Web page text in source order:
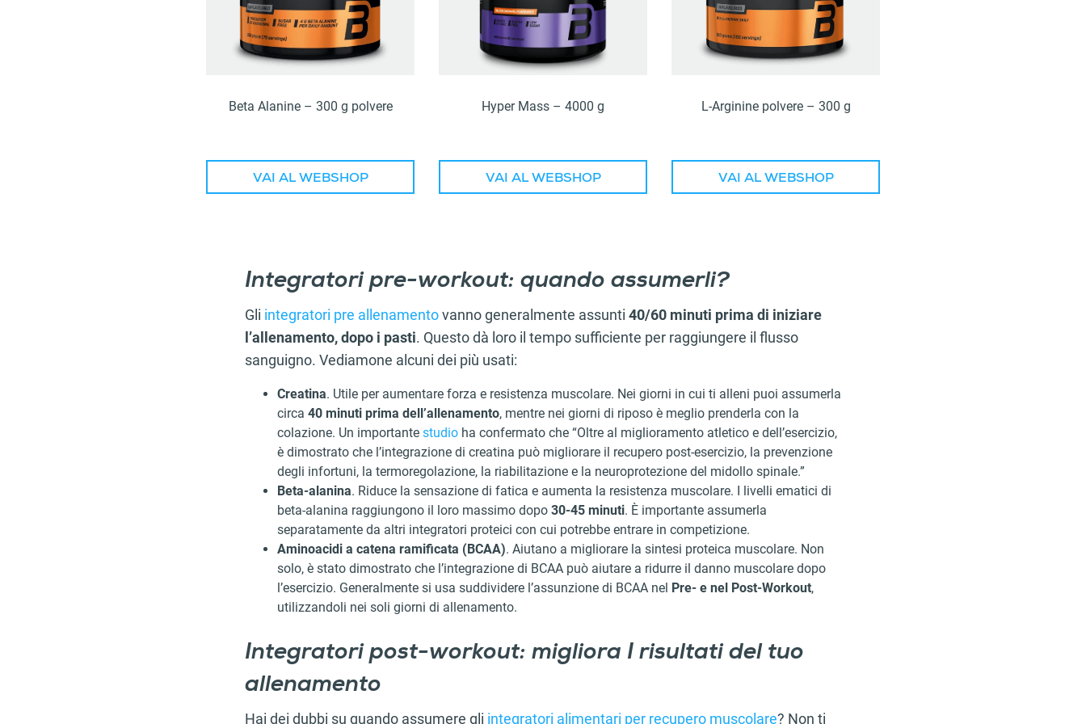
Beta Alanine – 300 g polvere
VAI AL WEBSHOP
Hyper Mass – 4000 g
VAI AL WEBSHOP
L-Arginine polvere – 300 g
VAI AL WEBSHOP
Integratori pre-workout: quando assumerli?
Gli integratori pre allenamentovanno generalmente assunti 40/60 minuti prima di iniziare
l’allenamento, dopo i pasti. Questo dà loro il tempo sufficiente per raggiungere il flusso
sanguigno. Vediamone alcuni dei più usati:
Creatina. Utile per aumentare forza e resistenza muscolare. Nei giorni in cui ti alleni puoi assumerla
circa 40 minuti prima dell’allenamento, mentre nei giorni di riposo è meglio prenderla con la
colazione. Un importante studio ha confermato che “Oltre al miglioramento atletico e dell’esercizio,
è dimostrato che l’integrazione di creatina può migliorare il recupero post-esercizio, la prevenzione
degli infortuni, la termoregolazione, la riabilitazione e la neuroprotezione del midollo spinale.”
Beta-alanina. Riduce la sensazione di fatica e aumenta la resistenza muscolare. I livelli ematici di
beta-alanina raggiungono il loro massimo dopo 30-45 minuti. È importante assumerla
separatamente da altri integratori proteici con cui potrebbe entrare in competizione.
Aminoacidi a catena ramificata (BCAA). Aiutano a migliorare la sintesi proteica muscolare. Non
solo, è stato dimostrato che l’integrazione di BCAA può aiutare a ridurre il danno muscolare dopo
l’esercizio. Generalmente si usa suddividere l’assunzione di BCAA nel Pre- e nel Post-Workout,
utilizzandoli nei soli giorni di allenamento.
Integratori post-workout: migliora I risultati del tuo
allenamento
Hai dei dubbi su quando assumere gli integratori alimentari per recupero muscolare? Non ti